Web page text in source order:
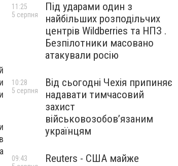
Під ударами один з
найбільших розподільчих
центрів Wildberries та НПЗ .
Безпілотники масовано
атакували росію
11:25
5 серпня
Від сьогодні Чехія припиняє
надавати тимчасовий
захист
військовозобов’язаним
українцям
10:28
5 серпня
Reuters - США майже
09:43